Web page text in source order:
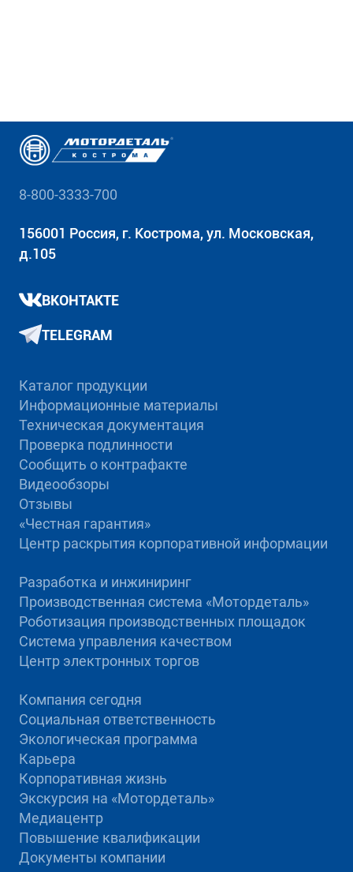
8-800-3333-700
156001 Россия, г. Кострома, ул. Московская,
д.105
ВКОНТАКТЕ
TELEGRAM
Каталог продукции
Информационные материалы
Техническая документация
Проверка подлинности
Сообщить о контрафакте
Видеообзоры
Отзывы
«Честная гарантия»
Центр раскрытия корпоративной информации
Разработка и инжиниринг
Производственная система «Mотордеталь»
Роботизация производственных площадок
Система управления качеством
Центр электронных торгов
Компания сегодня
Социальная ответственность
Экологическая программа
Карьера
Корпоративная жизнь
Экскурсия на «Мотордеталь»
Медиацентр
Повышение квалификации
Документы компании